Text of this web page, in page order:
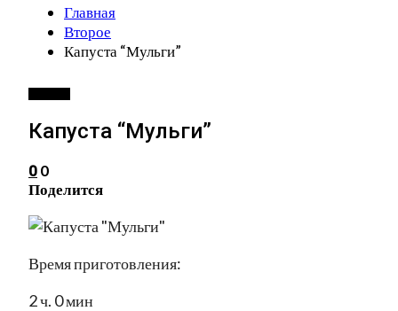
Главная
Второе
Капуста “Мульги”
Капуста “Мульги”
0 0
Поделится
Время приготовления:
2 ч. 0 мин